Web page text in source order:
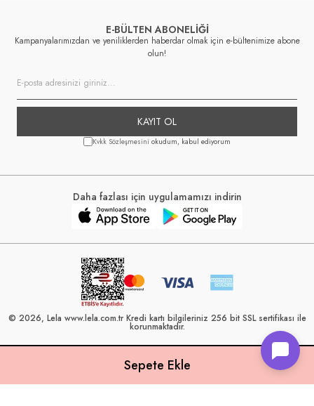
E-BÜLTEN ABONELİĞİ
Kampanyalarımızdan ve yeniliklerden haberdar olmak için e-bültenimize abone
olun!
KAYIT OL
Kvkk Sözleşmesini okudum, kabul ediyorum
Daha fazlası için uygulamamızı indirin
© 2026, Lela www.lela.com.tr Kredi kartı bilgileriniz 256 bit SSL sertifikası ile
korunmaktadır.
Lela, 40 yılı aşkın perakende geçmişine sahip ve Türkiye’nin çeşitli illerinde
22 şubesi bulunan Çetin Family Mağazacılık tarafından kurulmuştur.